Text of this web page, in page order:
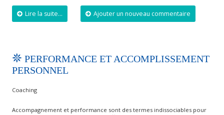
Lire la suite... Ajouter un nouveau commentaire
PERFORMANCE ET ACCOMPLISSEMENT
PERSONNEL
Coaching
Accompagnement et performance sont des termes indissociables pour